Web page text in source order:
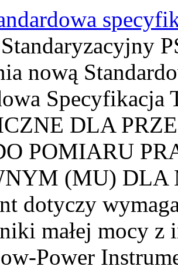
nową
DLA
POMIARU
(MU) DLA
dotyczy
małej mocy
Power